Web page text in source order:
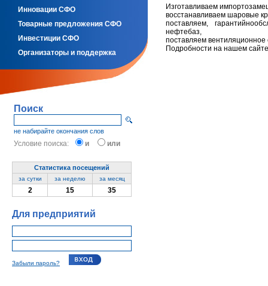
Инновации СФО
Товарные предложения СФО
Инвестиции СФО
Организаторы и поддержка
Поиск
не набирайте окончания слов
Условие поиска: и или
Статистика посещений
за сутки за неделю за месяц
2 15 35
Для предприятий
Забыли пароль?
Изготавливаем
восстанавливаем шаровые
поставляем,
нефтебаз,
поставляем вентиляционное
Подробности на нашем